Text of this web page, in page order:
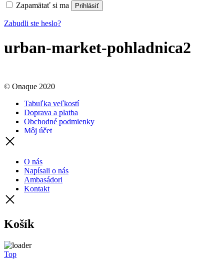
Zapamätať si ma Prihlásiť
Zabudli ste heslo?
urban-market-pohladnica2
© Onaque 2020
Tabuľka veľkostí
Doprava a platba
Obchodné podmienky
Môj účet
O nás
Napísali o nás
Ambasádori
Kontakt
Košík
Top